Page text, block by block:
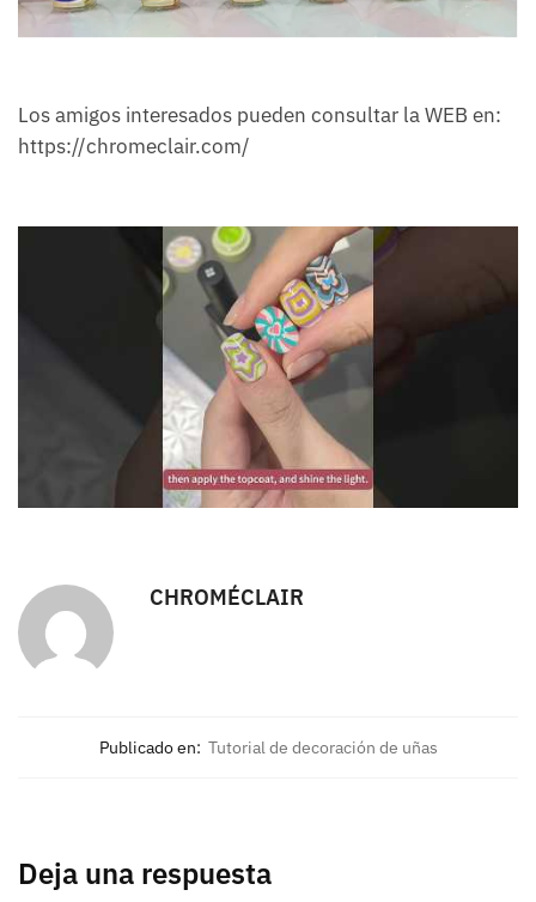
Los amigos interesados pueden consultar la WEB en:
https://chromeclair.com/
CHROMÉCLAIR
Publicado en: Tutorial de decoración de uñas
Deja una respuesta